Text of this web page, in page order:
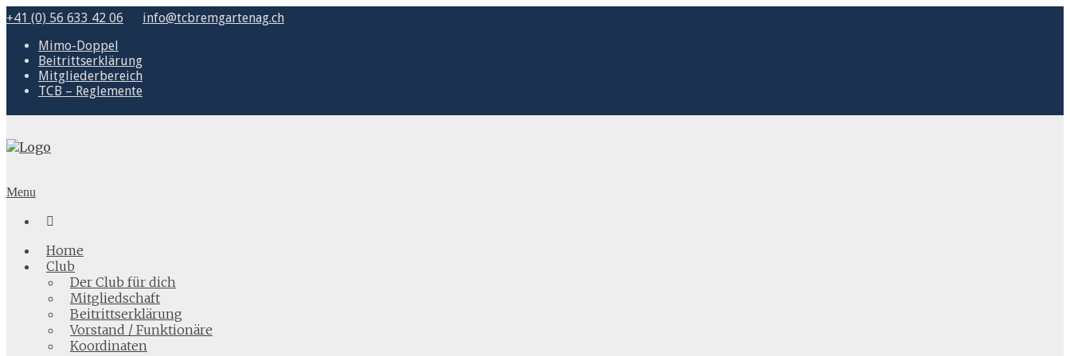
+41 (0) 56 633 42 06
info@tcbremgartenag.ch
Mimo-Doppel
Beitrittserklärung
Mitgliederbereich
TCB – Reglemente
Menu

Home
Club
Der Club für dich
Mitgliedschaft
Beitrittserklärung
Vorstand / Funktionäre
Koordinaten